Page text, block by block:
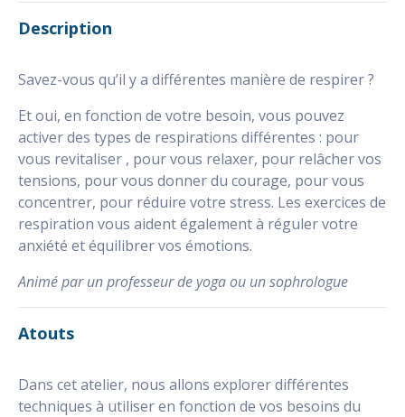
Description
Savez-vous qu’il y a différentes manière de respirer ?
Et oui, en fonction de votre besoin, vous pouvez
activer des types de respirations différentes : pour
vous revitaliser , pour vous relaxer, pour relâcher vos
tensions, pour vous donner du courage, pour vous
concentrer, pour réduire votre stress. Les exercices de
respiration vous aident également à réguler votre
anxiété et équilibrer vos émotions.
Animé par un professeur de yoga ou un sophrologue
Atouts
Dans cet atelier, nous allons explorer différentes
techniques à utiliser en fonction de vos besoins du